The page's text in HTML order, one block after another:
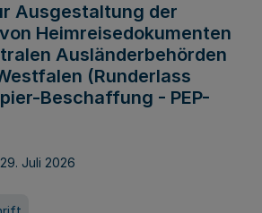
Ausgestaltung der
Heimreisedokumenten
Ausländerbehörden
(Runderlass
Beschaffung - PEP-
Juli 2026